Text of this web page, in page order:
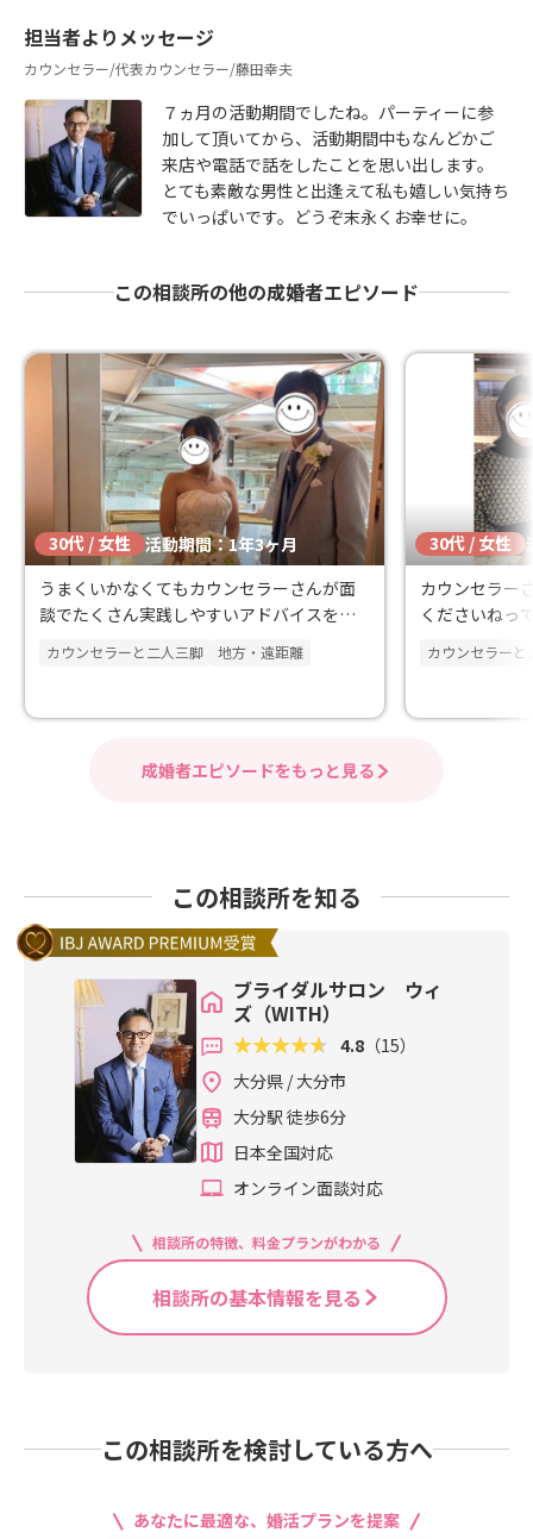
担当者よりメッセージ
カウンセラー/代表カウンセラー/藤田幸夫
７ヵ月の活動期間でしたね。パーティーに参
加して頂いてから、活動期間中もなんどかご
来店や電話で話をしたことを思い出します。
とても素敵な男性と出逢えて私も嬉しい気持ち
でいっぱいです。どうぞ末永くお幸せに。
この相談所の他の成婚者エピソード
30代 / 女性 活動期間：1年3ヶ月
うまくいかなくてもカウンセラーさんが面
談でたくさん実践しやすいアドバイスをく
れたことが思い出です
カウンセラーと二人三脚 地方・遠距離
30代 / 女性
カウンセラー
くださいねっ
強かったです
カウンセラーと
成婚者エピソードをもっと見る
この相談所を知る
ブライダルサロン ウィ
ズ（WITH）
4.8 （15）
大分県 / 大分市
大分駅 徒歩6分
日本全国対応
オンライン面談対応
相談所の特徴、料金プランがわかる
相談所の基本情報を見る
この相談所を検討している方へ
あなたに最適な、婚活プランを提案